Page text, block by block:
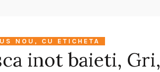
NOU, CU ETICHETA
inot baieti, Gri,